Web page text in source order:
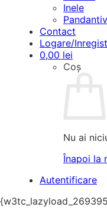
Inele
Contact
Logare/
0,00 lei
Coș
Nu ai
Înapoi la
Autentificare